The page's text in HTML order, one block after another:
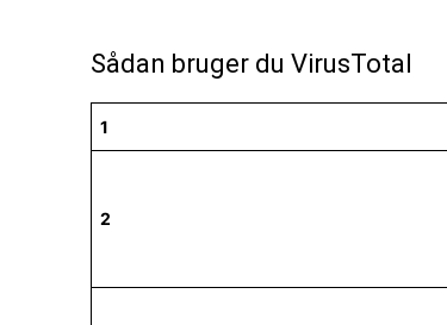
Sådan bruger du VirusTotal
1
2